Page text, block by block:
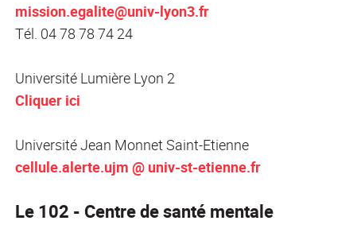
mission.egalite@univ-lyon3.fr
Tél. 04 78 78 74 24
Université Lumière Lyon 2
Cliquer ici
Université Jean Monnet Saint-Etienne
cellule.alerte.ujm @ univ-st-etienne.fr
Le 102 - Centre de santé mentale